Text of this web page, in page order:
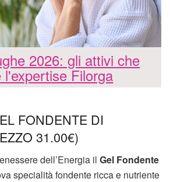
2026: gli attivi che
Filorga
FONDENTE DI
31.00€)
dell’Energia il Gel Fondente
specialità fondente ricca e nutriente